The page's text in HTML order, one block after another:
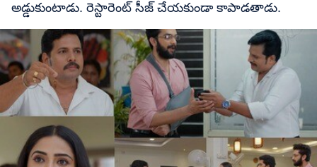
అడ్డుకుంటాడు. రెస్టారెంట్ సీజ్ చేయకుండా కాపాడతాడు.